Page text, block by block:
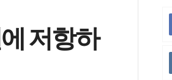
저항하